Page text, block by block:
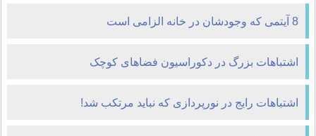
8 آیتمی که وجودشان در خانه الزامی است
اشتباهات بزرگ در دکوراسیون فضاهای کوچک
اشتباهات رایج در نورپردازی که نباید مرتکب شد!